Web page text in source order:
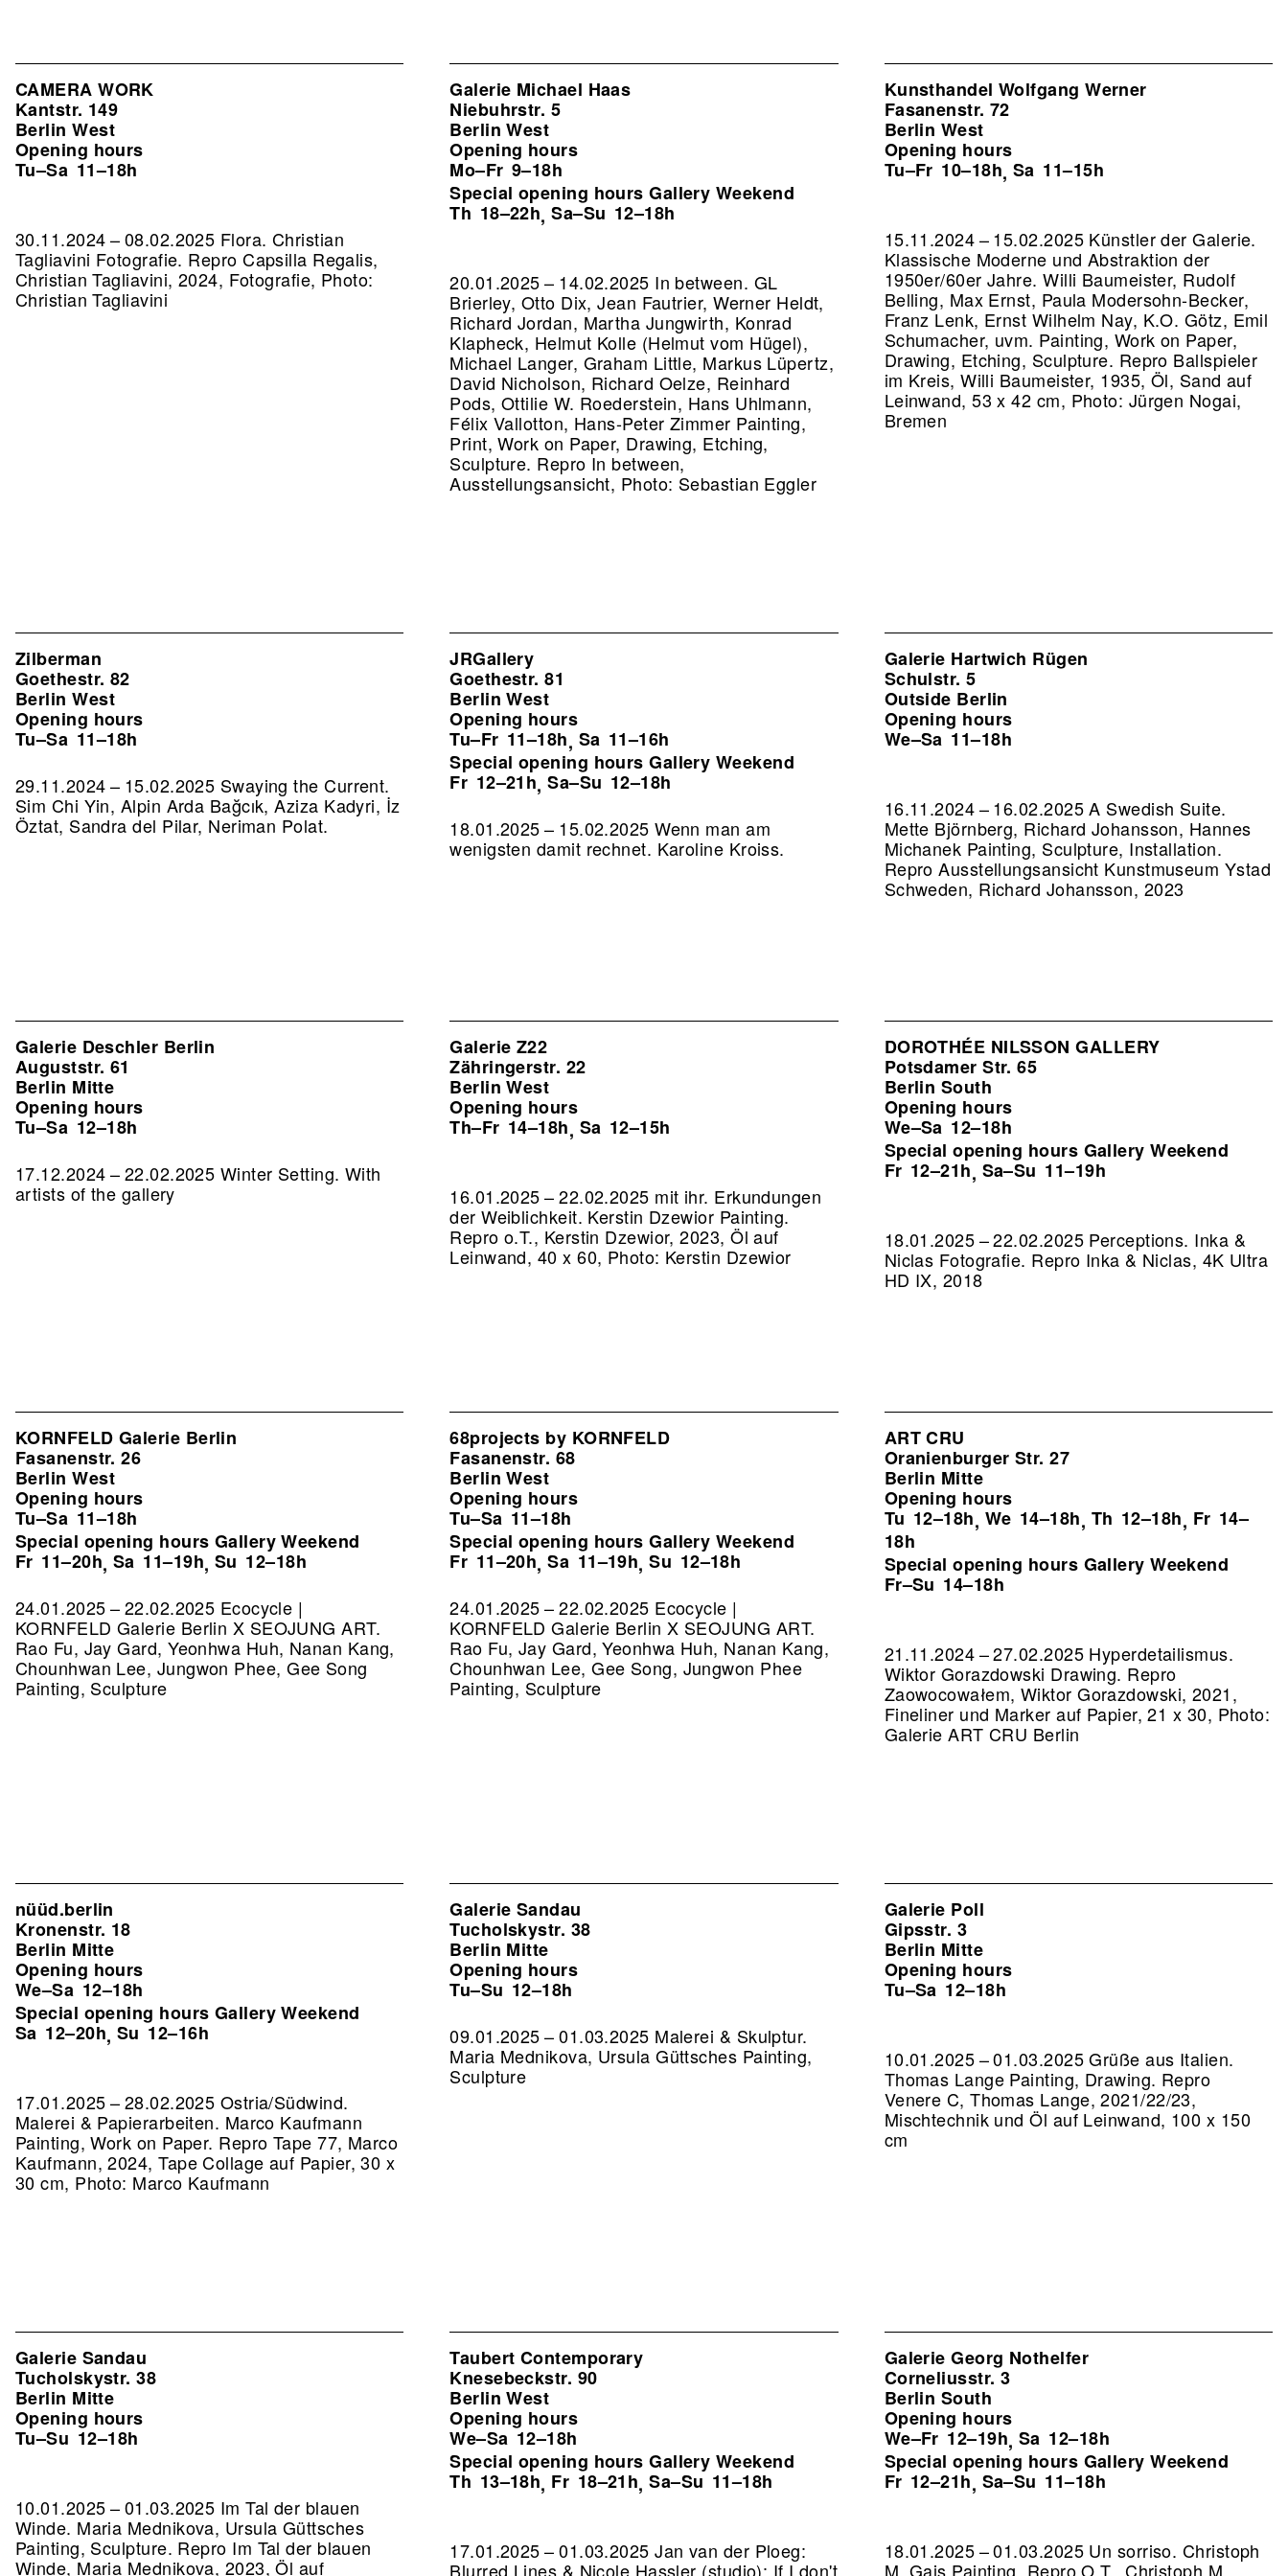
CAMERA WORK
Kantstr. 149
Berlin West
Opening hours
Tu–Sa 11–18h
30.11.2024 – 08.02.2025 Flora. Christian
Tagliavini Fotografie. Repro Capsilla Regalis,
Christian Tagliavini, 2024, Fotografie, Photo:
Christian Tagliavini
Galerie Michael Haas
Niebuhrstr. 5
Berlin West
Opening hours
Mo–Fr 9–18h
Special opening hours Gallery Weekend
Th 18–22h,Sa–Su 12–18h
20.01.2025 – 14.02.2025 In between. GL
Brierley, Otto Dix, Jean Fautrier, Werner Heldt,
Richard Jordan, Martha Jungwirth, Konrad
Klapheck, Helmut Kolle (Helmut vom Hügel),
Michael Langer, Graham Little, Markus Lüpertz,
David Nicholson, Richard Oelze, Reinhard
Pods, Ottilie W. Roederstein, Hans Uhlmann,
Félix Vallotton, Hans-Peter Zimmer Painting,
Print, Work on Paper, Drawing, Etching,
Sculpture. Repro In between,
Ausstellungsansicht, Photo: Sebastian Eggler
Kunsthandel Wolfgang Werner
Fasanenstr. 72
Berlin West
Opening hours
Tu–Fr 10–18h, Sa 11–15h
15.11.2024 – 15.02.2025 Künstler der Galerie.
Klassische Moderne und Abstraktion der
1950er/60er Jahre. Willi Baumeister, Rudolf
Belling, Max Ernst, Paula Modersohn-Becker,
Franz Lenk, Ernst Wilhelm Nay, K.O. Götz, Emil
Schumacher, uvm. Painting, Work on Paper,
Drawing, Etching, Sculpture. Repro Ballspieler
im Kreis, Willi Baumeister, 1935, Öl, Sand auf
Leinwand, 53 x 42 cm, Photo: Jürgen Nogai,
Bremen
Zilberman
Goethestr. 82
Berlin West
Opening hours
Tu–Sa 11–18h
29.11.2024 – 15.02.2025 Swaying the Current.
Sim Chi Yin, Alpin Arda Bağcık, Aziza Kadyri, İz
Öztat, Sandra del Pilar, Neriman Polat.
JRGallery
Goethestr. 81
Berlin West
Opening hours
Tu–Fr 11–18h, Sa 11–16h
Special opening hours Gallery Weekend
Fr 12–21h,Sa–Su 12–18h
18.01.2025 – 15.02.2025 Wenn man am
wenigsten damit rechnet. Karoline Kroiss.
Galerie Hartwich Rügen
Schulstr. 5
Outside Berlin
Opening hours
We–Sa 11–18h
16.11.2024 – 16.02.2025 A Swedish Suite.
Mette Björnberg, Richard Johansson, Hannes
Michanek Painting, Sculpture, Installation.
Repro Ausstellungsansicht Kunstmuseum Ystad
Schweden, Richard Johansson, 2023
Galerie Deschler Berlin
Auguststr. 61
Berlin Mitte
Opening hours
Tu–Sa 12–18h
17.12.2024 – 22.02.2025 Winter Setting. With
artists of the gallery
Galerie Z22
Zähringerstr. 22
Berlin West
Opening hours
Th–Fr 14–18h, Sa 12–15h
16.01.2025 – 22.02.2025 mit ihr. Erkundungen
der Weiblichkeit. Kerstin Dzewior Painting.
Repro o.T., Kerstin Dzewior, 2023, Öl auf
Leinwand, 40 x 60, Photo: Kerstin Dzewior
DOROTHÉE NILSSON GALLERY
Potsdamer Str. 65
Berlin South
Opening hours
We–Sa 12–18h
Special opening hours Gallery Weekend
Fr 12–21h, Sa–Su 11–19h
18.01.2025 – 22.02.2025 Perceptions. Inka &
Niclas Fotografie. Repro Inka & Niclas, 4K Ultra
HD IX, 2018
KORNFELD Galerie Berlin
Fasanenstr. 26
Berlin West
Opening hours
Tu–Sa 11–18h
Special opening hours Gallery Weekend
Fr 11–20h, Sa 11–19h, Su 12–18h
24.01.2025 – 22.02.2025 Ecocycle |
KORNFELD Galerie Berlin X SEOJUNG ART.
Rao Fu, Jay Gard, Yeonhwa Huh, Nanan Kang,
Chounhwan Lee, Jungwon Phee, Gee Song
Painting, Sculpture
68projects by KORNFELD
Fasanenstr. 68
Berlin West
Opening hours
Tu–Sa 11–18h
Special opening hours Gallery Weekend
Fr 11–20h,Sa 11–19h,Su 12–18h
24.01.2025 – 22.02.2025 Ecocycle |
KORNFELD Galerie Berlin X SEOJUNG ART.
Rao Fu, Jay Gard, Yeonhwa Huh, Nanan Kang,
Chounhwan Lee, Gee Song, Jungwon Phee
Painting, Sculpture
ART CRU
Oranienburger Str. 27
Berlin Mitte
Opening hours
Tu 12–18h, We 14–18h, Th 12–18h, Fr 14–
18h
Special opening hours Gallery Weekend
Fr–Su 14–18h
21.11.2024 – 27.02.2025 Hyperdetailismus.
Wiktor Gorazdowski Drawing. Repro
Zaowocowałem, Wiktor Gorazdowski, 2021,
Fineliner und Marker auf Papier, 21 x 30, Photo:
Galerie ART CRU Berlin
nüüd.berlin
Kronenstr. 18
Berlin Mitte
Opening hours
We–Sa 12–18h
Special opening hours Gallery Weekend
Sa 12–20h, Su 12–16h
17.01.2025 – 28.02.2025 Ostria/Südwind.
Malerei & Papierarbeiten. Marco Kaufmann
Painting, Work on Paper. Repro Tape 77, Marco
Kaufmann, 2024, Tape Collage auf Papier, 30 x
30 cm, Photo: Marco Kaufmann
Galerie Sandau
Tucholskystr. 38
Berlin Mitte
Opening hours
Tu–Su 12–18h
09.01.2025 – 01.03.2025 Malerei & Skulptur.
Maria Mednikova, Ursula Güttsches Painting,
Sculpture
Galerie Poll
Gipsstr. 3
Berlin Mitte
Opening hours
Tu–Sa 12–18h
10.01.2025 – 01.03.2025 Grüße aus Italien.
Thomas Lange Painting, Drawing. Repro
Venere C, Thomas Lange, 2021/22/23,
Mischtechnik und Öl auf Leinwand, 100 x 150
cm
Galerie Sandau
Tucholskystr. 38
Berlin Mitte
Opening hours
Tu–Su 12–18h
10.01.2025 – 01.03.2025 Im Tal der blauen
Winde. Maria Mednikova, Ursula Güttsches
Painting, Sculpture. Repro Im Tal der blauen
Winde, Maria Mednikova, 2023, Öl auf
Taubert Contemporary
Knesebeckstr. 90
Berlin West
Opening hours
We–Sa 12–18h
Special opening hours Gallery Weekend
Th 13–18h, Fr 18–21h,Sa–Su 11–18h
17.01.2025 – 01.03.2025 Jan van der Ploeg:
Blurred Lines & Nicole Hassler (studio): If I don't
Galerie Georg Nothelfer
Corneliusstr. 3
Berlin South
Opening hours
We–Fr 12–19h, Sa 12–18h
Special opening hours Gallery Weekend
Fr 12–21h, Sa–Su 11–18h
18.01.2025 – 01.03.2025 Un sorriso. Christoph
M. Gais Painting. Repro O.T., Christoph M.